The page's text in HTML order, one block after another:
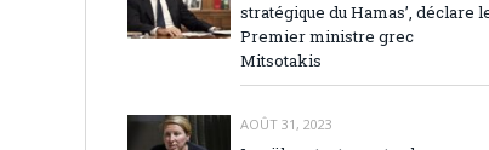
stratégique du Hamas’, déclare
Premier ministre grec
Mitsotakis
AOÛT 31, 2023